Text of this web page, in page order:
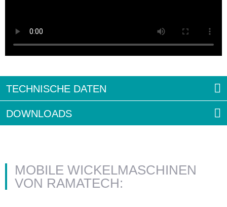
TECHNISCHE DATEN
DOWNLOADS
MOBILE WICKELMASCHINEN
VON RAMATECH: